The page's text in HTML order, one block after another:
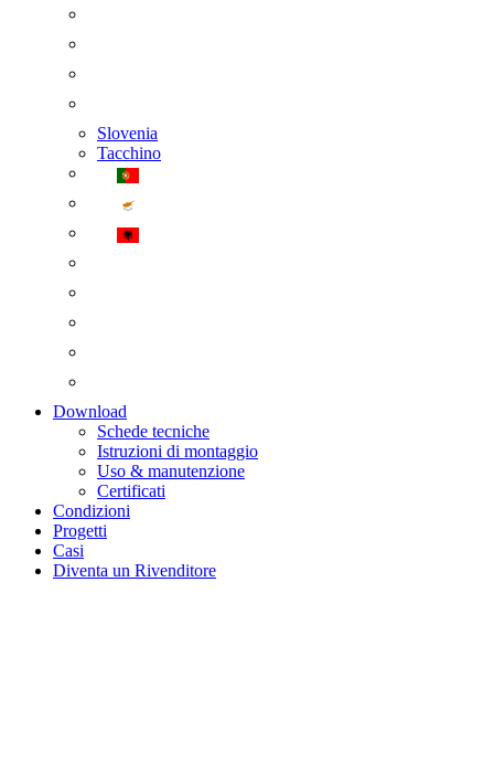
Slovenia
Tacchino
Download
Schede tecniche
Istruzioni di montaggio
Uso & manutenzione
Certificati
Condizioni
Progetti
Casi
Diventa un Rivenditore